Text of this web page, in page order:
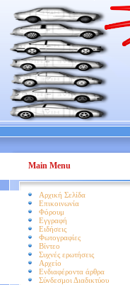
Main Menu
Αρχική Σελίδα
Επικοινωνία
Φόρουμ
Εγγραφή
Ειδήσεις
Φωτογραφίες
Βίντεο
Συχνές ερωτήσεις
Αρχείο
Ενδιαφέροντα άρθρα
Σύνδεσμοι Διαδικτύου